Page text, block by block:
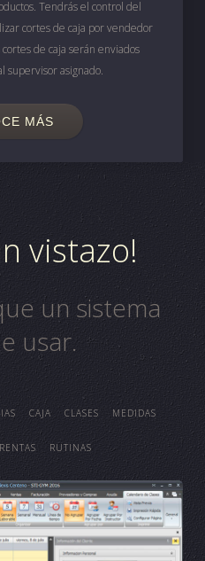
Tendrás el control del
cortes de caja por vendedor
de caja serán enviados
supervisor asignado.
MÁS
vistazo!
un sistema
usar.
CAJA CLASES MEDIDAS
RENTAS RUTINAS